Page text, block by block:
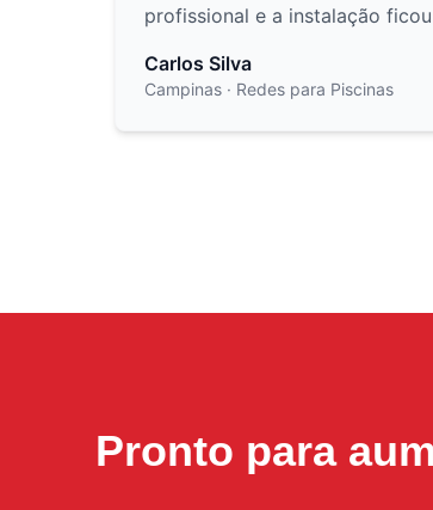
profissional e a instalação
Carlos Silva
Campinas · Redes para Piscinas
Pronto para